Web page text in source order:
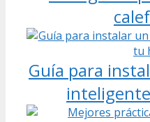
Guía para